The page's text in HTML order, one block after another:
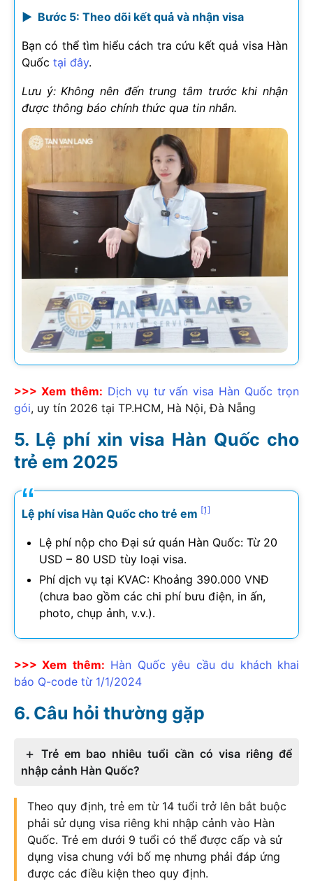
► Bước 5: Theo dõi kết quả và nhận visa
Bạn có thể tìm hiểu cách tra cứu kết quả visa Hàn
Quốc tại đây.
Lưu ý: Không nên đến trung tâm trước khi nhận
được thông báo chính thức qua tin nhắn.
>>> Xem thêm: Dịch vụ tư vấn visa Hàn Quốc trọn
gói, uy tín 2026 tại TP.HCM, Hà Nội, Đà Nẵng
Lệ phí xin visa Hàn Quốc cho
trẻ em 2025
Lệ phí visa Hàn Quốc cho trẻ em [1]
Lệ phí nộp cho Đại sứ quán Hàn Quốc: Từ 20
USD – 80 USD tùy loại visa.
Phí dịch vụ tại KVAC: Khoảng 390.000 VNĐ
(chưa bao gồm các chi phí bưu điện, in ấn,
photo, chụp ảnh, v.v.).
>>> Xem thêm: Hàn Quốc yêu cầu du khách khai
báo Q-code từ 1/1/2024
Câu hỏi thường gặp
Trẻ em bao nhiêu tuổi cần có visa riêng để
nhập cảnh Hàn Quốc?
Theo quy định, trẻ em từ 14 tuổi trở lên bắt buộc
phải sử dụng visa riêng khi nhập cảnh vào Hàn
Quốc. Trẻ em dưới 9 tuổi có thể được cấp và sử
dụng visa chung với bố mẹ nhưng phải đáp ứng
được các điều kiện theo quy định.